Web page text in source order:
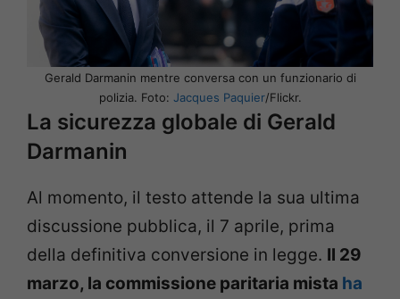
Gerald Darmanin mentre conversa con un funzionario di
polizia. Foto: Jacques Paquier/Flickr.
La sicurezza globale di Gerald
Darmanin
Al momento, il testo attende la sua ultima
discussione pubblica, il 7 aprile, prima
della definitiva conversione in legge. Il 29
marzo, la commissione paritaria mista ha